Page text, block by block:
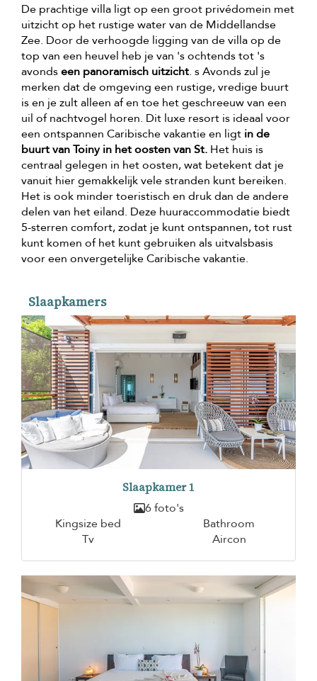
De prachtige villa ligt op een groot privédomein met
uitzicht op het rustige water van de Middellandse
Zee. Door de verhoogde ligging van de villa op de
top van een heuvel heb je van 's ochtends tot 's
avondseen panoramisch uitzicht. s Avonds zul je
merken dat de omgeving een rustige, vredige buurt
is en je zult alleen af en toe het geschreeuw van een
uil of nachtvogel horen. Dit luxe resort is ideaal voor
een ontspannen Caribische vakantie en ligt in de
buurt van Toiny in het oosten van St. Het huis is
centraal gelegen in het oosten, wat betekent dat je
vanuit hier gemakkelijk vele stranden kunt bereiken.
Het is ook minder toeristisch en druk dan de andere
delen van het eiland. Deze huuraccommodatie biedt
5-sterren comfort, zodat je kunt ontspannen, tot rust
kunt komen of het kunt gebruiken als uitvalsbasis
voor een onvergetelijke Caribische vakantie.
Slaapkamers
Slaapkamer 1
6 foto's
Kingsize bed
Bathroom
Tv
Aircon